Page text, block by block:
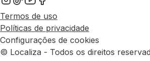
Termos de uso
Políticas de privacidade
Configurações de cookies
© Localiza - Todos os direitos